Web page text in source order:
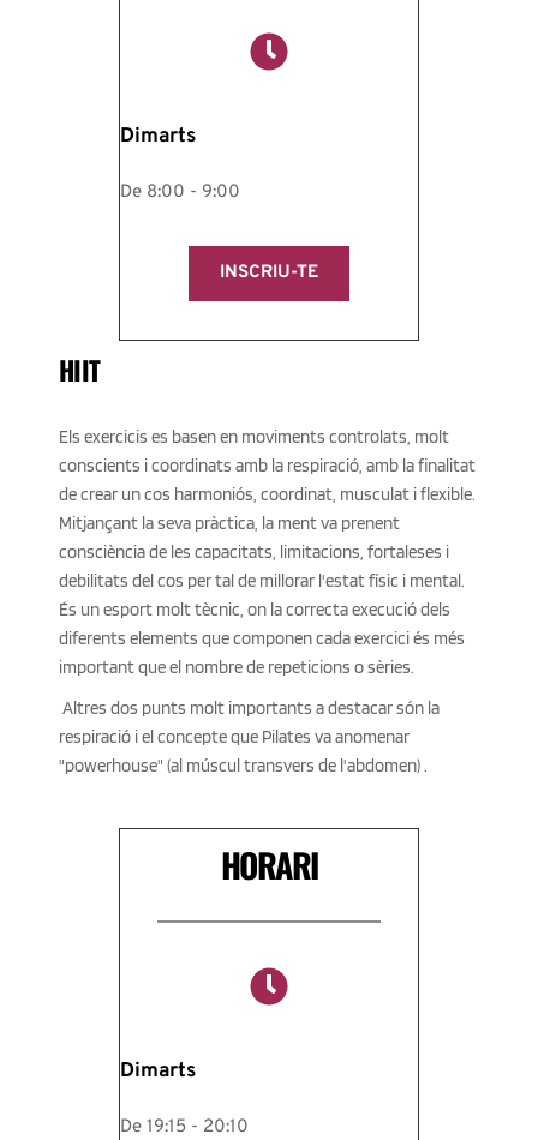
Dimarts
De 8:00 - 9:00
INSCRIU-TE
HIIT
Els exercicis es basen en moviments controlats, molt
conscients i coordinats amb la respiració, amb la finalitat
de crear un cos harmoniós, coordinat, musculat i flexible.
Mitjançant la seva pràctica, la ment va prenent
consciència de les capacitats, limitacions, fortaleses i
debilitats del cos per tal de millorar l'estat físic i mental.
És un esport molt tècnic, on la correcta execució dels
diferents elements que componen cada exercici és més
important que el nombre de repeticions o sèries.
respiració i el concepte que Pilates va anomenar
"powerhouse" (al múscul transvers de l'abdomen) .
HORARI
Dimarts
De 19:15 - 20:10